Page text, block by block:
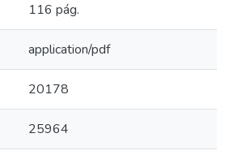
116 pág.
application/pdf
20178
25964